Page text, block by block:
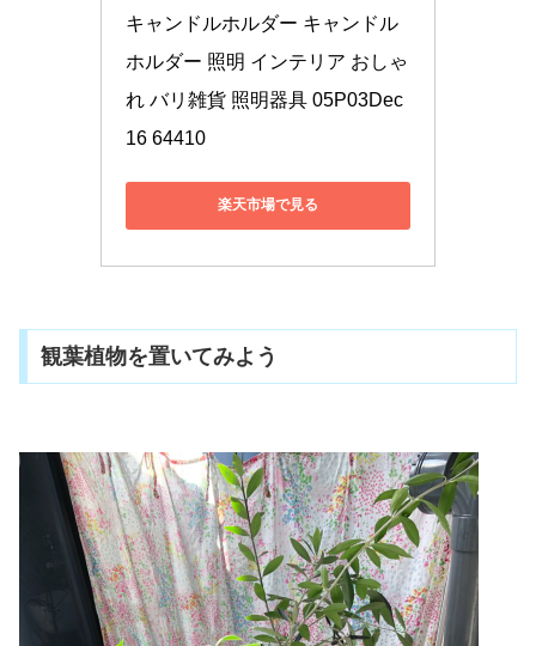
キャンドルホルダー キャンドル
ホルダー 照明 インテリア おしゃ
れ バリ雑貨 照明器具 05P03Dec
16 64410
楽天市場で見る
観葉植物を置いてみよう